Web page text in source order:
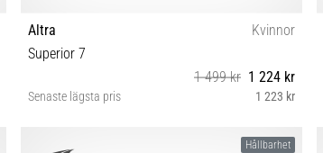
Altra
Kvinnor
Superior 7
1 499 kr 1 224 kr
Senaste lägsta pris 1 223 kr
Hållbarhet